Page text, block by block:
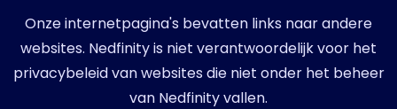
Onze internetpagina's bevatten links naar andere
websites. Nedfinity is niet verantwoordelijk voor het
privacybeleid van websites die niet onder het beheer
van Nedfinity vallen.